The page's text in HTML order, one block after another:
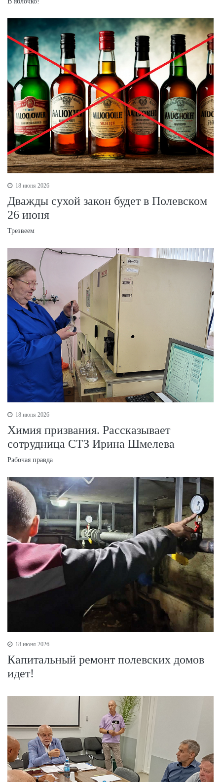
18 июня 2026
Дважды сухой закон будет в Полевском
26 июня
Трезвеем
18 июня 2026
Химия призвания. Рассказывает
сотрудница СТЗ Ирина Шмелева
Рабочая правда
18 июня 2026
Капитальный ремонт полевских домов
идет!